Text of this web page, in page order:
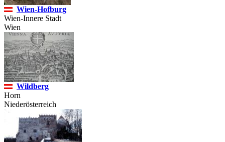
Wien-Hofburg
Wien-Innere Stadt
Wien
Wildberg
Horn
Niederösterreich